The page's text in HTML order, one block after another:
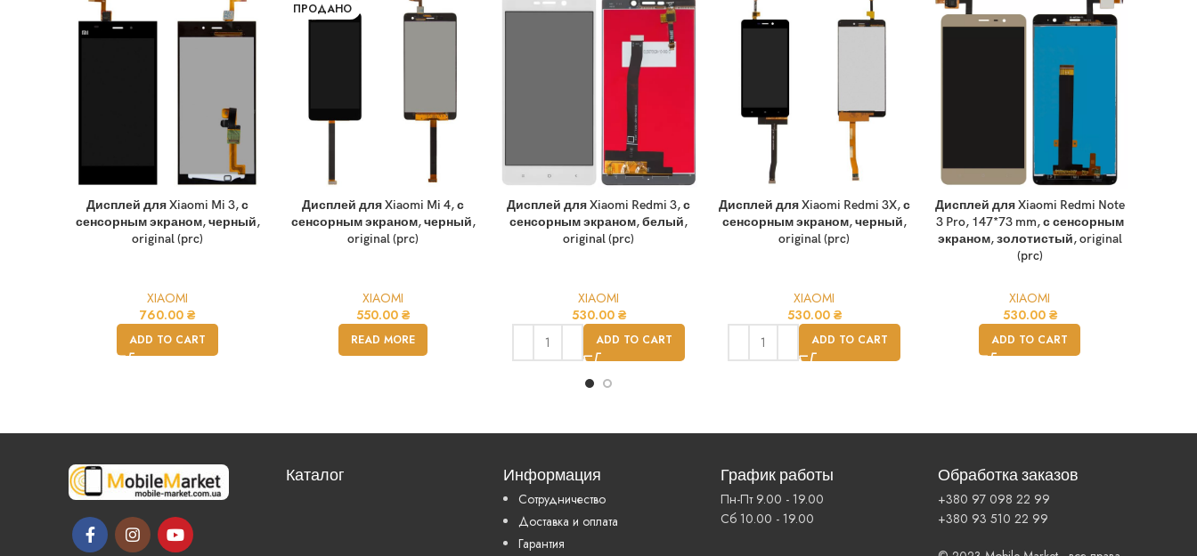
Дисплей для Xiaomi Mi 3, с
сенсорным экраном, черный,
original (prc)
XIAOMI
760.00 ₴
ADD TO CART
ПРОДАНО
Дисплей для Xiaomi Mi 4, с
сенсорным экраном, черный,
original (prc)
XIAOMI
550.00 ₴
READ MORE
Дисплей для Xiaomi Redmi 3, с
сенсорным экраном, белый,
original (prc)
XIAOMI
530.00 ₴
ADD TO CART
Дисплей для Xiaomi Redmi 3X, с
сенсорным экраном, черный,
original (prc)
XIAOMI
530.00 ₴
ADD TO CART
Дисплей для Xiaomi Redmi Note
3 Pro, 147*73 mm, с сенсорным
экраном, золотистый, original
(prc)
XIAOMI
530.00 ₴
ADD TO CART
Каталог Информация
Сотрудничество
Доставка и оплата
Гарантия
График работы
Пн-Пт 9.00 - 19.00
Сб 10.00 - 19.00
Обработка заказов
+380 97 098 22 99
+380 93 510 22 99